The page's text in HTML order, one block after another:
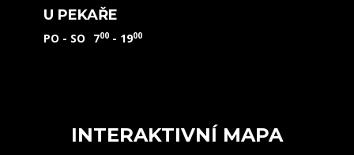
U PEKAŘE
PO - SO 700 - 1900
INTERAKTIVNÍ MAPA